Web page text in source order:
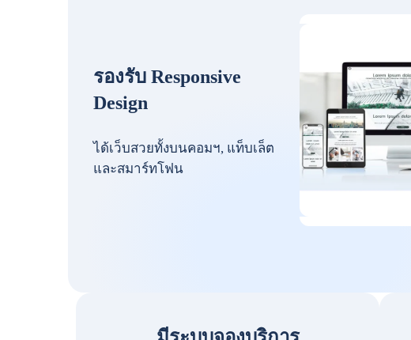
รองรับ Responsive
Design
ได้เว็บสวยทั้งบนคอมฯ, แท็บเล็ต
และสมาร์ทโฟน